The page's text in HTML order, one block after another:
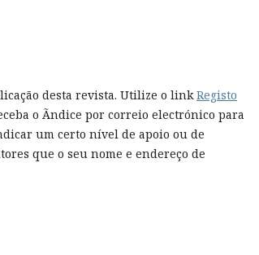
desta revista. Utilize o linkRegisto
o Ãndice por correio electrónico para
um certo nível de apoio ou de
que o seu nome e endereço de